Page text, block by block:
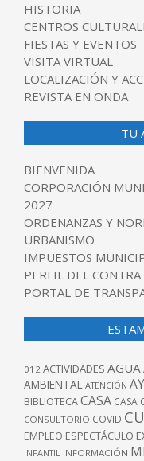
HISTORIA
CENTROS
FIESTAS Y EVENTOS
VISITA VIRTUAL
LOCALIZACIÓN Y
REVISTA EN ONDA
TU
BIENVENIDA
CORPORACIÓN
2027
ORDENANZAS Y
URBANISMO
IMPUESTOS
PERFIL DEL
PORTAL DE
012 ACTIVIDADES AGUA
AMBIENTAL ATENCIÓN
BIBLIOTECACASA CASA
CONSULTORIO COVID
EMPLEO ESPECTÁCULO
INFANTIL INFORMACIÓN